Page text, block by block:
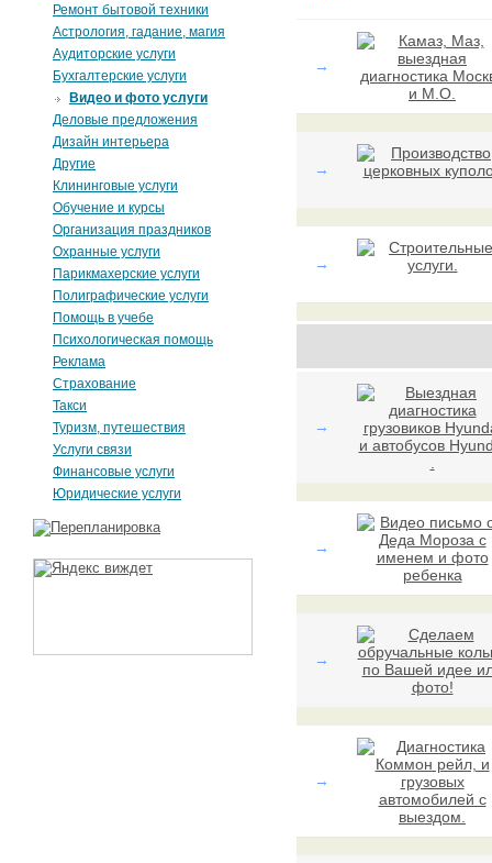
Ремонт бытовой техники
Астрология, гадание, магия
Аудиторские услуги
Бухгалтерские услуги
Видео и фото услуги
Деловые предложения
Дизайн интерьера
Другие
Клининговые услуги
Обучение и курсы
Организация праздников
Охранные услуги
Парикмахерские услуги
Полиграфические услуги
Помощь в учебе
Психологическая помощь
Реклама
Страхование
Такси
Туризм, путешествия
Услуги связи
Финансовые услуги
Юридические услуги
→
→
→
→
→
→
→